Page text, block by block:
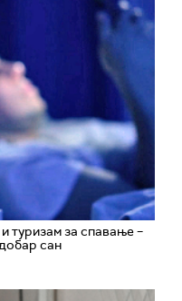
туризам за спавање –
сан